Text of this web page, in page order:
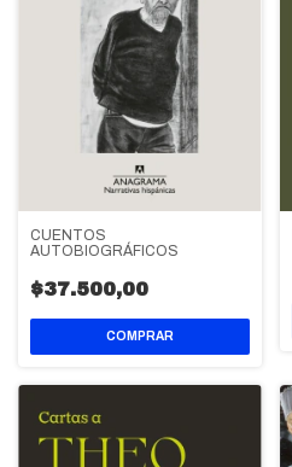
CUENTOS
AUTOBIOGRÁFICOS
$37.500,00